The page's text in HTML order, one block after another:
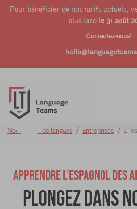
Pour bénéficier de nos tarifs actuels,
plus tard le 31 août
Contactez-nous!
Notre école de langues Entreprises
APPRENDRE L'ESPAGNOL DES
Plongez dans